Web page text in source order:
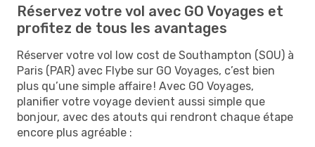
Réservez votre vol avec GO Voyages et
profitez de tous les avantages
Réserver votre vol low cost de Southampton (SOU) à
Paris (PAR) avec Flybe sur GO Voyages, c’est bien
plus qu’une simple affaire ! Avec GO Voyages,
planifier votre voyage devient aussi simple que
bonjour, avec des atouts qui rendront chaque étape
encore plus agréable :